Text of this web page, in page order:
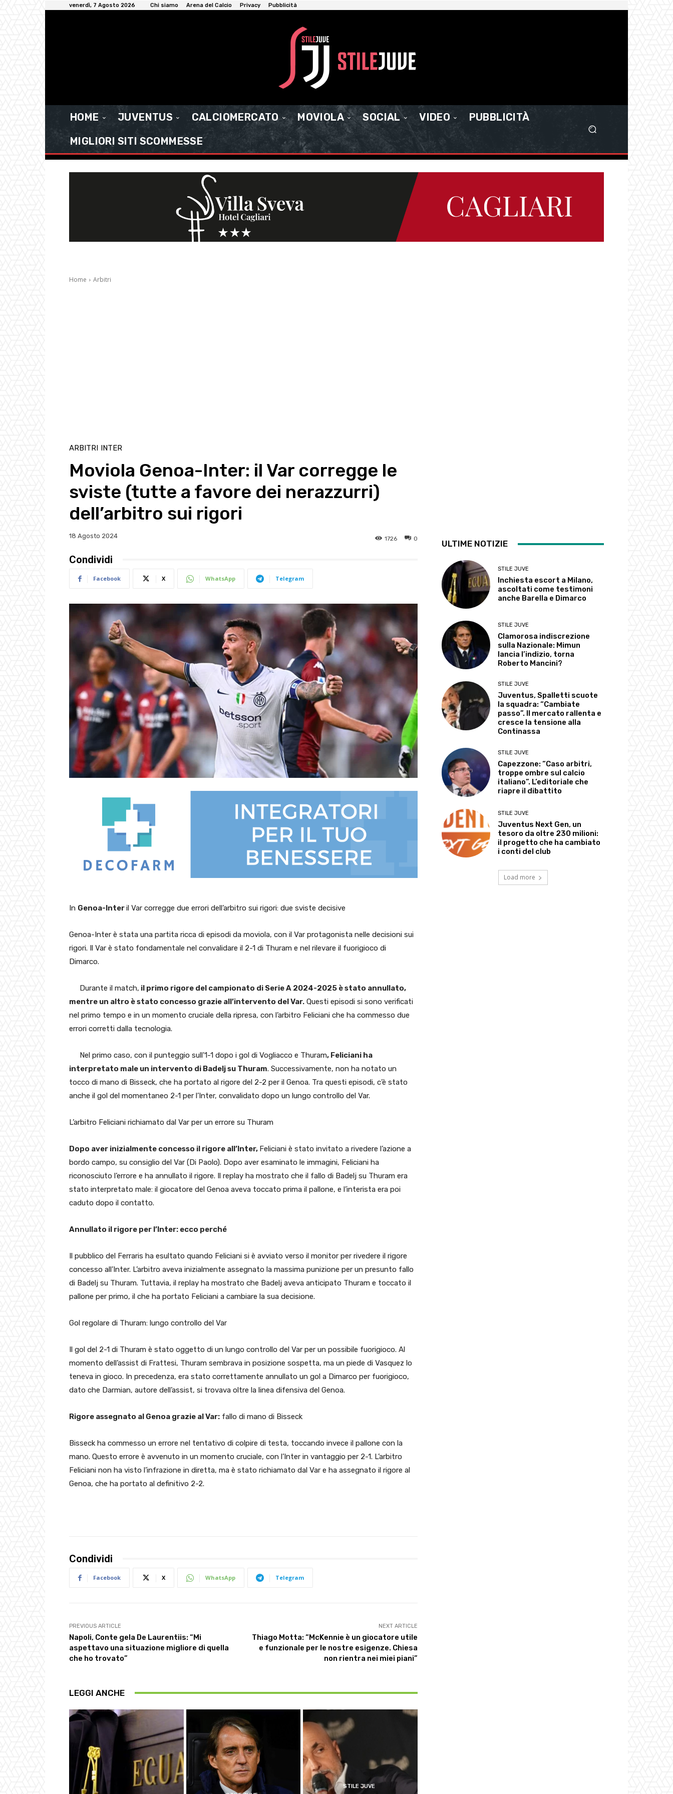
venerdì, 7 Agosto 2026 Chi siamo Arena del Calcio Privacy Pubblicità
HOME JUVENTUS CALCIOMERCATO MOVIOLA SOCIAL VIDEO
PUBBLICITÀ
MIGLIORI SITI SCOMMESSE
Home Arbitri
ARBITRI INTER
Moviola Genoa-Inter: il Var corregge le
sviste (tutte a favore dei nerazzurri)
dell’arbitro sui rigori
18 Agosto 2024 0
1726
Condividi
Facebook X WhatsApp Telegram
In Genoa-Interil Var corregge due errori dell’arbitro sui rigori: due sviste decisive
Genoa-Inter è stata una partita ricca di episodi da moviola, con il Var protagonista nelle decisioni sui
rigori. Il Var è stato fondamentale nel convalidare il 2-1 di Thuram e nel rilevare il fuorigioco di
Dimarco.
Durante il match, il primo rigore del campionato di Serie A 2024-2025 è stato annullato,
mentre un altro è stato concesso grazie all’intervento del Var. Questi episodi si sono verificati
nel primo tempo e in un momento cruciale della ripresa, con l’arbitro Feliciani che ha commesso due
errori corretti dalla tecnologia.
Nel primo caso, con il punteggio sull’1-1 dopo i gol di Vogliacco e Thuram, Feliciani ha
interpretato male un intervento di Badelj su Thuram. Successivamente, non ha notato un
tocco di mano di Bisseck, che ha portato al rigore del 2-2 per il Genoa. Tra questi episodi, c’è stato
anche il gol del momentaneo 2-1 per l’Inter, convalidato dopo un lungo controllo del Var.
L’arbitro Feliciani richiamato dal Var per un errore su Thuram
Dopo aver inizialmente concesso il rigore all’Inter, Feliciani è stato invitato a rivedere l’azione a
bordo campo, su consiglio del Var (Di Paolo). Dopo aver esaminato le immagini, Feliciani ha
riconosciuto l’errore e ha annullato il rigore. Il replay ha mostrato che il fallo di Badelj su Thuram era
stato interpretato male: il giocatore del Genoa aveva toccato prima il pallone, e l’interista era poi
caduto dopo il contatto.
Annullato il rigore per l’Inter: ecco perché
Il pubblico del Ferraris ha esultato quando Feliciani si è avviato verso il monitor per rivedere il rigore
concesso all’Inter. L’arbitro aveva inizialmente assegnato la massima punizione per un presunto fallo
di Badelj su Thuram. Tuttavia, il replay ha mostrato che Badelj aveva anticipato Thuram e toccato il
pallone per primo, il che ha portato Feliciani a cambiare la sua decisione.
Gol regolare di Thuram: lungo controllo del Var
Il gol del 2-1 di Thuram è stato oggetto di un lungo controllo del Var per un possibile fuorigioco. Al
momento dell’assist di Frattesi, Thuram sembrava in posizione sospetta, ma un piede di Vasquez lo
teneva in gioco. In precedenza, era stato correttamente annullato un gol a Dimarco per fuorigioco,
dato che Darmian, autore dell’assist, si trovava oltre la linea difensiva del Genoa.
Rigore assegnato al Genoa grazie al Var: fallo di mano di Bisseck
Bisseck ha commesso un errore nel tentativo di colpire di testa, toccando invece il pallone con la
mano. Questo errore è avvenuto in un momento cruciale, con l’Inter in vantaggio per 2-1. L’arbitro
Feliciani non ha visto l’infrazione in diretta, ma è stato richiamato dal Var e ha assegnato il rigore al
Genoa, che ha portato al definitivo 2-2.
Condividi
Facebook X WhatsApp Telegram
PREVIOUS ARTICLE
Napoli, Conte gela De Laurentiis: “Mi
aspettavo una situazione migliore di quella
che ho trovato”
NEXT ARTICLE
Thiago Motta: “McKennie è un giocatore utile
e funzionale per le nostre esigenze. Chiesa
non rientra nei miei piani”
LEGGI ANCHE
STILE JUVE
ULTIME NOTIZIE
STILE JUVE
Inchiesta escort a Milano,
ascoltati come testimoni
anche Barella e Dimarco
STILE JUVE
Clamorosa indiscrezione
sulla Nazionale: Mimun
lancia l’indizio, torna
Roberto Mancini?
STILE JUVE
Juventus, Spalletti scuote
la squadra: “Cambiate
passo”. Il mercato rallenta e
cresce la tensione alla
Continassa
STILE JUVE
Capezzone: “Caso arbitri,
troppe ombre sul calcio
italiano”. L’editoriale che
riapre il dibattito
STILE JUVE
Juventus Next Gen, un
tesoro da oltre 230 milioni:
il progetto che ha cambiato
i conti del club
Load more